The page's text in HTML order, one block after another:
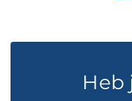
Heb